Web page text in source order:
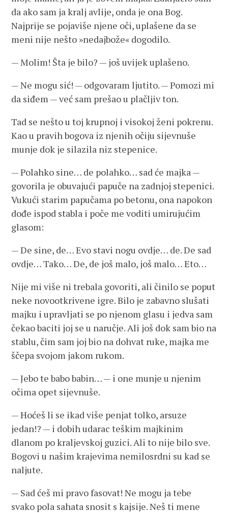
da ako sam ja kralj avlije, onda je ona Bog.
Najprije se pojaviše njene oči, uplašene da se
meni nije nešto »nedajbože« dogodilo.
— Molim! Šta je bilo? — još uvijek uplašeno.
— Ne mogu sić! — odgovaram ljutito. — Pomozi mi
da siđem — već sam prešao u plačljiv ton.
Tad se nešto u toj krupnoj i visokoj ženi pokrenu.
Kao u pravih bogova iz njenih očiju sijevnuše
munje dok je silazila niz stepenice.
— Polahko sine… de polahko… sad će majka —
govorila je obuvajući papuče na zadnjoj stepenici.
Vukući starim papučama po betonu, ona napokon
dođe ispod stabla i poče me voditi umirujućim
glasom:
— De sine, de… Evo stavi nogu ovdje… de. De sad
ovdje… Tako… De, de još malo, još malo… Eto…
Nije mi više ni trebala govoriti, ali činilo se poput
neke novootkrivene igre. Bilo je zabavno slušati
majku i upravljati se po njenom glasu i jedva sam
čekao baciti joj se u naručje. Ali još dok sam bio na
stablu, čim sam joj bio na dohvat ruke, majka me
ščepa svojom jakom rukom.
— Jebo te babo babin… — i one munje u njenim
očima opet sijevnuše.
— Hoćeš li se ikad više penjat tolko, arsuze
jedan!? — i dobih udarac teškim majkinim
dlanom po kraljevskoj guzici. Ali to nije bilo sve.
Bogovi u našim krajevima nemilosrdni su kad se
naljute.
— Sad ćeš mi pravo fasovat! Ne mogu ja tebe
svako pola sahata snosit s kajsije. Neš ti mene